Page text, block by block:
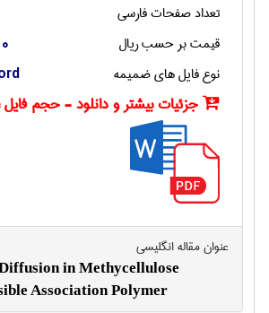
تعداد صفحات فارسی
قیمت بر حسب ریال
نوع فایل های ضمیمه
جزئیات بیشتر و دانلود - حجم فایل
عنوان مقاله انگليسی
in Methycellulose
Association Polymer